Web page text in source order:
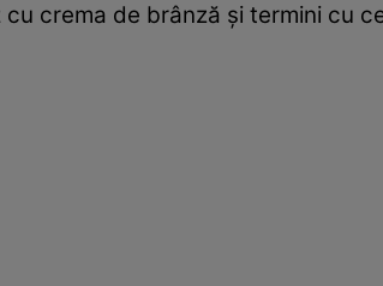
crema de brânză şi termini cu